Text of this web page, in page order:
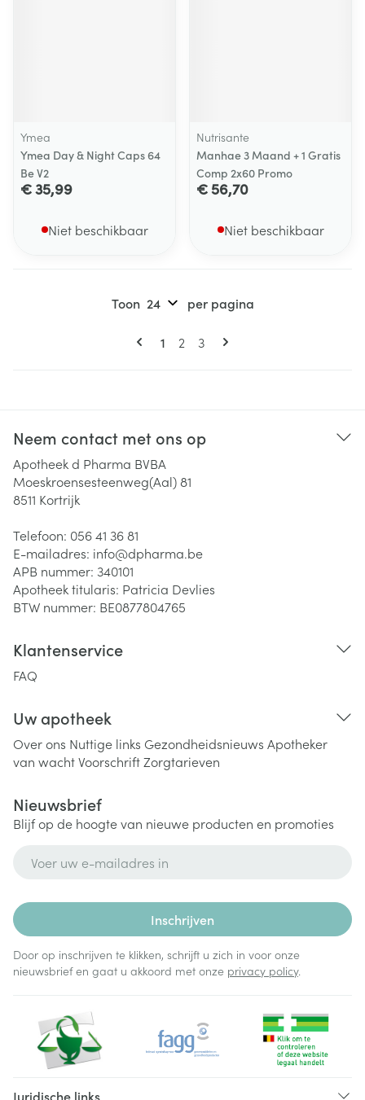
Ymea
Ymea Day & Night Caps 64
Be V2
€ 35,99
Niet beschikbaar
Nutrisante
Manhae 3 Maand + 1 Gratis
Comp 2x60 Promo
€ 56,70
Niet beschikbaar
Pagina's
U lees momenteel pagina
1 Pagina
2 Pagina
3
Toon per pagina
Neem contact met ons op
Apotheek d Pharma BVBA
Moeskroensesteenweg(Aal) 81
8511 Kortrijk
Telefoon: 056 41 36 81
E-mailadres: info@dpharma.be
APB nummer: 340101
Apotheek titularis: Patricia Devlies
BTW nummer: BE0877804765
Klantenservice
FAQ
Uw apotheek
Over ons Nuttige links Gezondheidsnieuws Apotheker
van wachtVoorschriftZorgtarieven
Nieuwsbrief
Blijf op de hoogte van nieuwe producten en promoties
Inschrijven
Door op inschrijven te klikken, schrijft u zich in voor onze
nieuwsbrief en gaat u akkoord met onze privacy policy.
Juridische links